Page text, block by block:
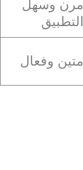
مرن وسهل
التطبيق
متين وفعال